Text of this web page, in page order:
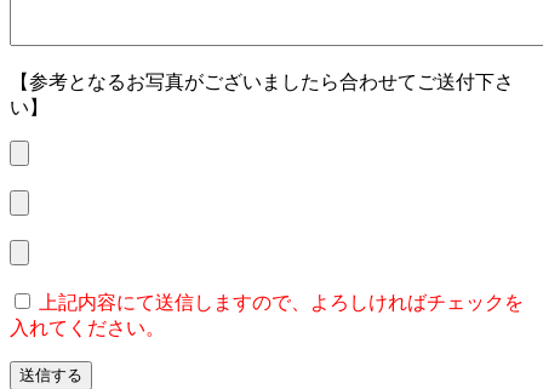
【参考となるお写真がございましたら合わせてご送付下さ
い】
上記内容にて送信しますので、よろしければチェックを
入れてください。